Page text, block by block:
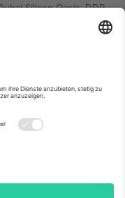
Silicon Oasis, DDP
A1, Office 302, Dubai,
kann je nach
Veranstaltungsseite, im